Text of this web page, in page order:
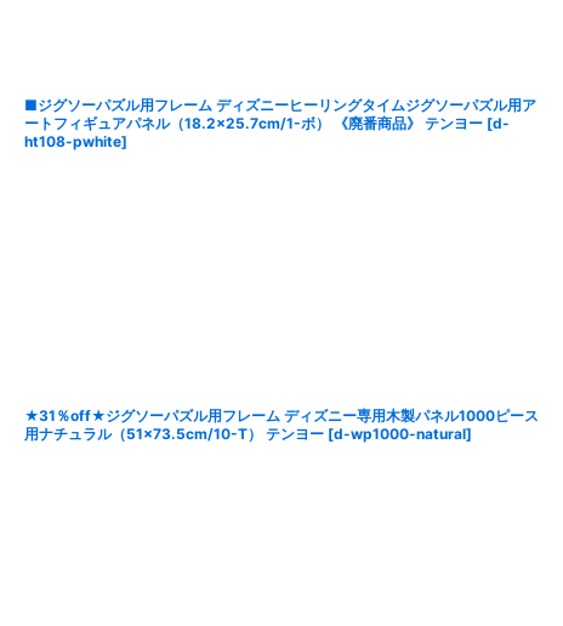
■ジグソーパズル用フレーム ディズニーヒーリングタイムジグソーパズル用ア
ートフィギュアパネル（18.2×25.7cm/1-ボ） 《廃番商品》 テンヨー [d-
ht108-pwhite]
★31％off★ジグソーパズル用フレーム ディズニー専用木製パネル1000ピース
用ナチュラル（51×73.5cm/10-T） テンヨー [d-wp1000-natural]